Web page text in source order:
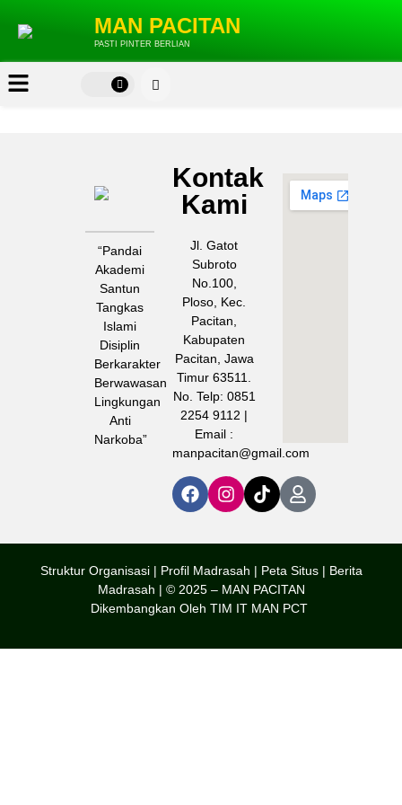
MAN PACITAN
PASTI PINTER BERLIAN
MAN
PACITAN
“Pandai
Akademi
Santun
Tangkas
Islami
Disiplin
Berkarakter
Berwawasan
Lingkungan
Anti
Narkoba”
Kontak
Kami
Jl. Gatot
Subroto
No.100,
Ploso, Kec.
Pacitan,
Kabupaten
Pacitan, Jawa
Timur 63511.
No. Telp: 0851
2254 9112 |
Email :
manpacitan@gmail.com
Struktur Organisasi | Profil Madrasah | Peta Situs | Berita
Madrasah | © 2025 – MAN PACITAN
Dikembangkan Oleh TIM IT MAN PCT